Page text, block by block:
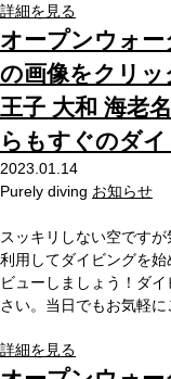
詳細を見る
オープンウォ
の画像をクリ
王子 大和 海老
らもすぐのダ
2023.01.14
Purely diving お知らせ
スッキリしない空です
利用してダイビングを
ビューしましょう！ダ
さい。当日でもお気軽
詳細を見る